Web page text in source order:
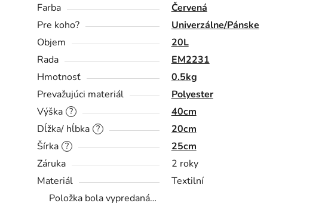
Farba
Červená
Pre koho?
Univerzálne/Pánske
Objem
20L
Rada
EM2231
Hmotnosť
0.5kg
Prevažujúci materiál
Polyester
?
Výška 40cm
?
Dĺžka/ hĺbka 20cm
?
Šírka
25cm
Záruka
2 roky
Materiál
Textilní
Položka bola vypredaná…